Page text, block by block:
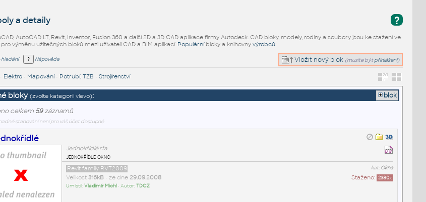
?
a detaily
AutoCAD LT, Revit, Inventor, Fusion 360 a další 2D a 3D CAD aplikace firmy Autodesk. CAD bloky, modely, rodiny a soubory jsou ke stažení ve
výměnu užitečných bloků mezi uživateli CAD a BIM aplikací. Populárníbloky a knihovny výrobců.
Vložit nový blok (musíte být přihlášeni)
hledání Nápověda
Elektro• Mapování• Potrubí, TZB • Strojírenství
bloky (zvolte kategorii vlevo):
blok
celkem 59záznamů
stahování není pro váš účet dostupné
Jednokřídlé.rfa
Jednokřídlé okno
kat:Okna
Revit family RVT2009
Staženo: 2380x
Velikost 316kB• ze dne 29.09.2008
Umístil:Vladimír Michl• Autor:TDCZ